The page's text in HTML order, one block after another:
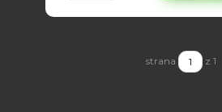
strana z 1